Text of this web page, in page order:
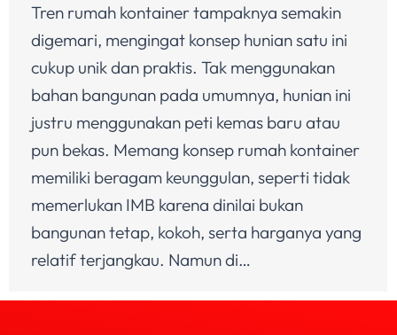
Tren rumah kontainer tampaknya semakin
digemari, mengingat konsep hunian satu ini
cukup unik dan praktis. Tak menggunakan
bahan bangunan pada umumnya, hunian ini
justru menggunakan peti kemas baru atau
pun bekas. Memang konsep rumah kontainer
memiliki beragam keunggulan, seperti tidak
memerlukan IMB karena dinilai bukan
bangunan tetap, kokoh, serta harganya yang
relatif terjangkau. Namun di…